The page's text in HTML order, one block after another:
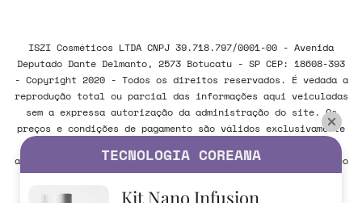
TECNOLOGIA COREANA
Kit Nano Infusion
ISZI Cosméticos LTDA CNPJ 39.718.797/0001-00 - Avenida
Deputado Dante Delmanto, 2573 Botucatu - SP CEP: 18608-393
- Copyright 2020 - Todos os direitos reservados. É vedada a
reprodução total ou parcial das informações aqui veiculadas
sem a expressa autorização da administração do site. Os
preços e condições de pagamento são válidos exclusivamente
alteração sem aviso prévio. Em caso de divergência, o preço
válido é sempre o do carrinho de compras.